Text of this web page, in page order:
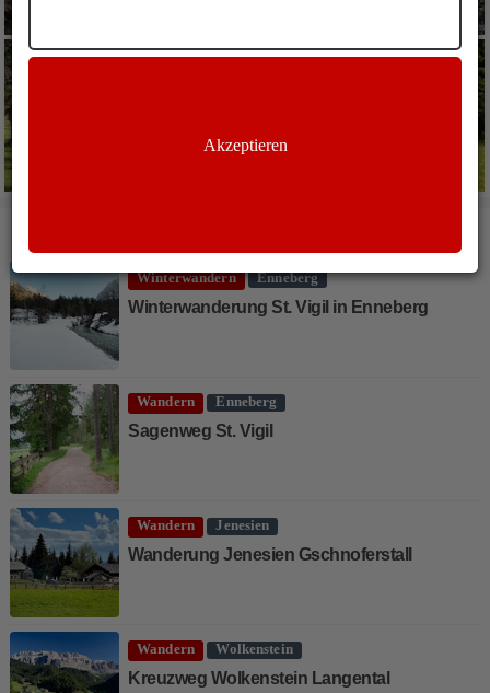
Winterwandern Enneberg
Winterwanderung St. Vigil in Enneberg
Wandern Enneberg
Sagenweg St. Vigil
Wandern Jenesien
Wanderung Jenesien Gschnoferstall
Wandern Wolkenstein
Kreuzweg Wolkenstein Langental
Akzeptieren